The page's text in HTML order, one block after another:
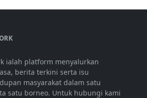
ialah platform menyalurkan
berita terkini serta isu
masyarakat dalam satu
satu borneo. Untuk hubungi kami